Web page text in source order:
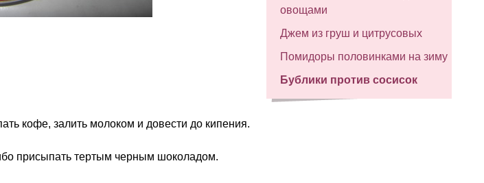
кофе, залить молоком и довести до кипения.
присыпать тертым черным шоколадом.
овощами
Джем из груш и цитрусовых
Помидоры половинками на зиму
Бублики против сосисок